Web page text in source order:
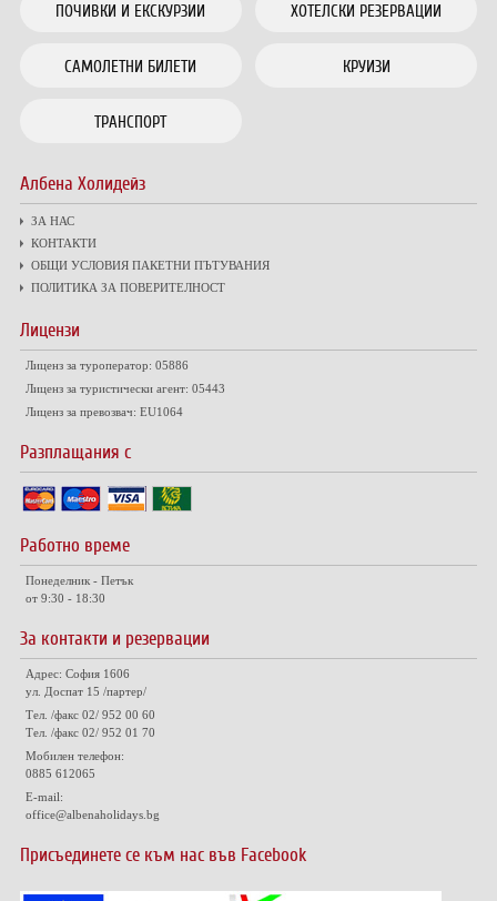
ПОЧИВКИ И ЕКСКУРЗИИ ХОТЕЛСКИ РЕЗЕРВАЦИИ
САМОЛЕТНИ БИЛЕТИ КРУИЗИ
ТРАНСПОРТ
Албена Холидейз
ЗА НАС
КОНТАКТИ
ОБЩИ УСЛОВИЯ ПАКЕТНИ ПЪТУВАНИЯ
ПОЛИТИКА ЗА ПОВЕРИТЕЛНОСТ
Лицензи
Лиценз за туроператор: 05886
Лиценз за туристически агент: 05443
Лиценз за превозвач: EU1064
Разплащания с
Работно време
Понеделник - Петък
от 9:30 - 18:30
За контакти и резервации
Адрес: София 1606
ул. Доспат 15 /партер/
Тел. /факс 02/ 952 00 60
Тел. /факс 02/ 952 01 70
Мобилен телефон:
0885 612065
E-mail:
office@albenaholidays.bg
Присъединете се към нас във Facebook